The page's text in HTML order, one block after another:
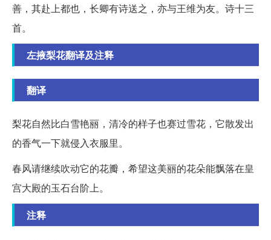
善，其赴上都也，长卿有诗送之，亦与王维为友。诗十三
首。
左掖梨花翻译及注释
翻译
梨花自然比白雪艳丽，清冷的样子也赛过雪花，它散发出
的香气一下就侵入衣服里。
春风请继续吹动它的花瓣，希望这美丽的花朵能飘落在皇
宫大殿的玉石台阶上。
注释